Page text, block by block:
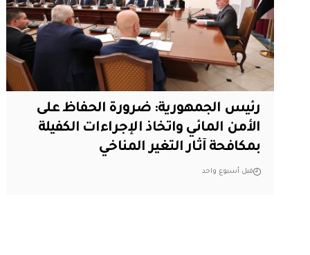
رئيس الجمهورية: ضرورة الحفاظ على
الأمن المائي واتخاذ الإجراءات الكفيلة
بمكافحة آثار التغير المناخي
قبل أسبوع واحد